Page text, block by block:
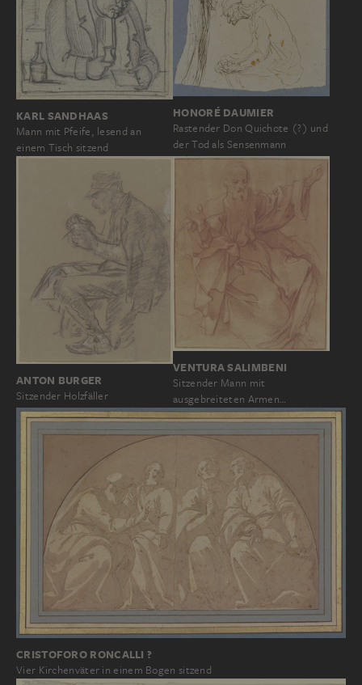
KARL SANDHAAS
Mann mit Pfeife, lesend an
einem Tisch sitzend
HONORÉ DAUMIER
Rastender Don Quichote (?) und
der Tod als Sensenmann
ANTON BURGER
Sitzender Holzfäller
VENTURA SALIMBENI
Sitzender Mann mit
ausgebreiteten Armen…
CRISTOFORO RONCALLI ?
Vier Kirchenväter in einem Bogen sitzend